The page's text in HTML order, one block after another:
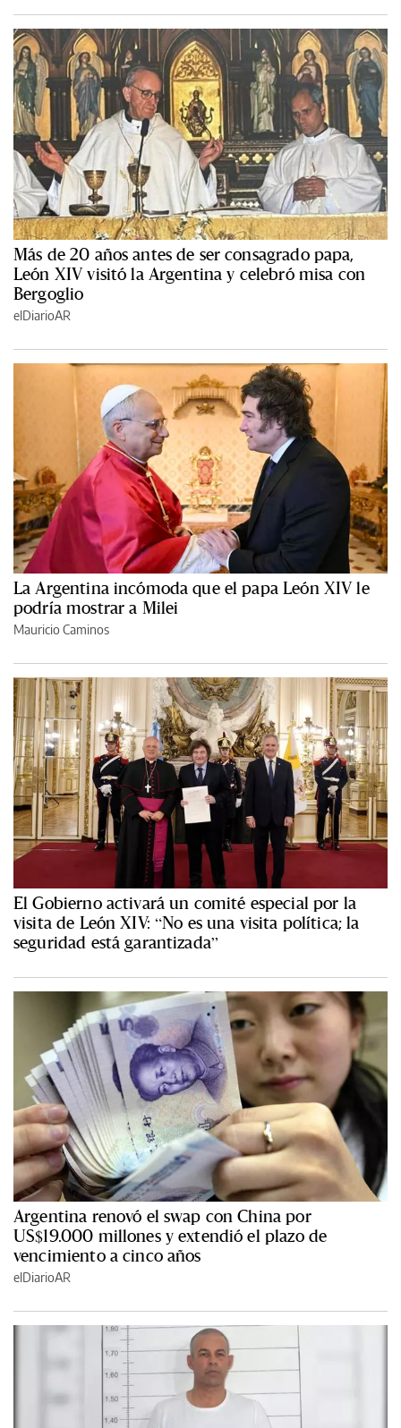
Más de 20 años antes de ser consagrado papa,
León XIV visitó la Argentina y celebró misa con
Bergoglio
elDiarioAR
La Argentina incómoda que el papa León XIV le
podría mostrar a Milei
Mauricio Caminos
El Gobierno activará un comité especial por la
visita de León XIV: “No es una visita política; la
seguridad está garantizada”
Argentina renovó el swap con China por
US$19.000 millones y extendió el plazo de
vencimiento a cinco años
elDiarioAR